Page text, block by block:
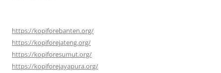
https://kopiforebanten.org/
https://kopiforejateng.org/
https://kopiforesumut.org/
https://kopiforejayapura.org/